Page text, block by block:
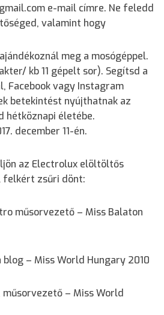
e-mail címre. Ne feledd
valamint hogy
meg a mosógéppel.
kb 11 gépelt sor). Segítsd a
Facebook vagy Instagram
betekintést nyújthatnak az
hétköznapi életébe.
december 11-én.
az Electrolux elöltöltős
felkért zsűri dönt:
műsorvezető – Miss Balaton
blog – Miss World Hungary 2010
műsorvezető – Miss World